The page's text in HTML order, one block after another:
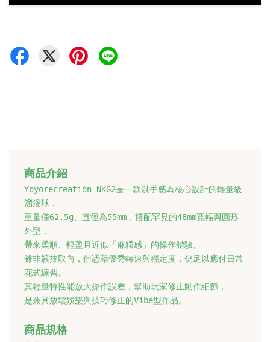
商品介紹
Yoyorecreation NKG2是一款以手感為核心設計的輕量級
溜溜球，
重量僅62.5g、直徑為55mm，搭配罕見的48mm寬幅與圓形
外型，
帶來柔順、輕盈且近似「麻糬感」的操作體驗。
雖非競技取向，但憑藉優秀轉速與穩定度，仍足以應付日常
花式練習。
其輕量特性能放大操作誤差，幫助玩家修正動作細節，
是兼具放鬆娛樂與技巧修正的Vibe型作品。